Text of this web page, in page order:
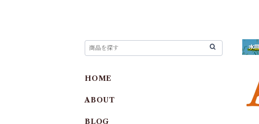
HOME
ABOUT
BLOG